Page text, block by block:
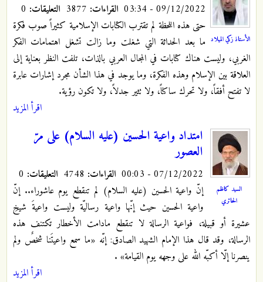
الأستاذ زكي الميلاد
09/12/2022 - 03:34 القراءات: التعليقات:
حتى هذه اللحظة لم تقترب الكتابات الإسلامية كثيراً صوب فكرة
ما بعد الحداثة التي شغلت وما زالت تشغل اهتمامات الفكر
الغربي، وليست هناك كتابات في المجال العربي بالذات، تلفت النظر بعناية إلى
العلاقة بين الإسلام وهذه الفكرة، وما يوجد في هذا الشأن مجرد إشارات عابرة
لا تفتح أفقاً، ولا تحرك ساكناً، ولا تثير جدلاً، ولا تكون رؤية.
اقرأ المزيد
السيد كاظم
الحائري
امتداد واعية الحسين (عليه السلام) على مرّ
العصور
07/12/2022 - 00:03 القراءات: التعليقات:
إنّ واعية الحسين (عليه السلام) لم تنقطع يوم عاشوراء.. إنّ
واعية الحسين حيث إنّها واعية رساليّة وليست واعيةَ شيخِ
عشيرة أو قبيلة، فواعية الرسالة لا تنقطع مادامت الأخطار تكتنف هذه
الرسالة، وقد قال هذا الإمام الشهيد الصادق: إنّه «ما سمع واعيتَنا شخصٌ ولم
ينصرنا إلّا أكبّه الله على وجهه يوم القيامة» .
اقرأ المزيد